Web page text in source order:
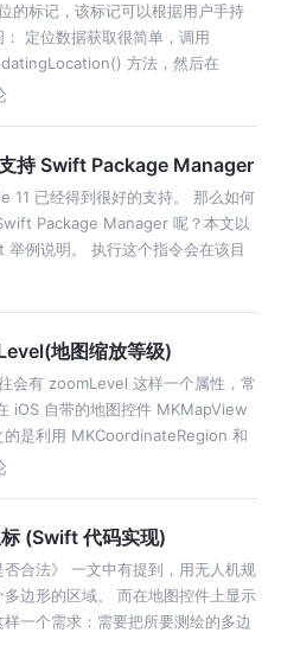
的标记，该标记可以根据用户手持
定位数据获取很简单，调用
方法，然后在
…
持 Swift Package Manager
已经得到很好的支持。 那么如何
Package Manager 呢？本文以
例说明。 执行这个指令会在该目
地图缩放等级)
会有 zoomLevel 这样一个属性，常
iOS 自带的地图控件 MKMapView
的是利用 MKCoordinateRegion 和
(Swift 代码实现)
合法》 一文中有提到，用无人机规
边形的区域。 而在地图控件上显示
一个需求：需要把所要测绘的多边
求的基本思路就是：获取到多边形